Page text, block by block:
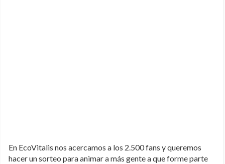
En EcoVitalis nos acercamos a los 2.500 fans y queremos
hacer un sorteo para animar a más gente a que forme parte